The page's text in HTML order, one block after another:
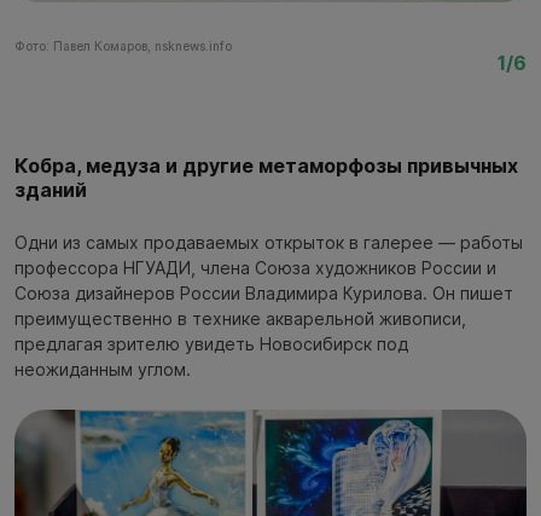
Фото: Павел Комаров, nsknews.info
1/6
Кобра, медуза и другие метаморфозы привычных
зданий
Одни из самых продаваемых открыток в галерее — работы
профессора НГУАДИ, члена Союза художников России и
Союза дизайнеров России Владимира Курилова. Он пишет
преимущественно в технике акварельной живописи,
предлагая зрителю увидеть Новосибирск под
неожиданным углом.